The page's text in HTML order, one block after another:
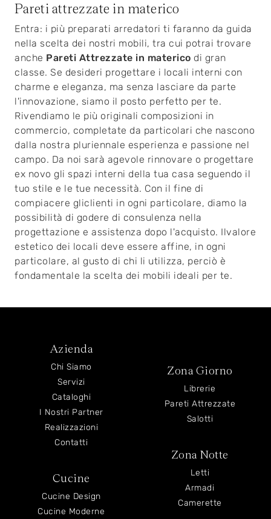
Pareti attrezzate in materico
Entra: i più preparati arredatori ti faranno da guida
nella scelta dei nostri mobili, tra cui potrai trovare
anche Pareti Attrezzate in materico di gran
classe. Se desideri progettare i locali interni con
charme e eleganza, ma senza lasciare da parte
l'innovazione, siamo il posto perfetto per te.
Rivendiamo le più originali composizioni in
commercio, completate da particolari che nascono
dalla nostra pluriennale esperienza e passione nel
campo. Da noi sarà agevole rinnovare o progettare
ex novo gli spazi interni della tua casa seguendo il
tuo stile e le tue necessità. Con il fine di
compiacere gliclienti in ogni particolare, diamo la
possibilità di godere di consulenza nella
progettazione e assistenza dopo l'acquisto. Ilvalore
estetico dei locali deve essere affine, in ogni
particolare, al gusto di chi li utilizza, perciò è
fondamentale la scelta dei mobili ideali per te.
Azienda
Chi Siamo
Servizi
Cataloghi
I Nostri Partner
Realizzazioni
Contatti
Cucine
Cucine Design
Cucine Moderne
Zona Giorno
Librerie
Pareti Attrezzate
Salotti
Zona Notte
Letti
Armadi
Camerette